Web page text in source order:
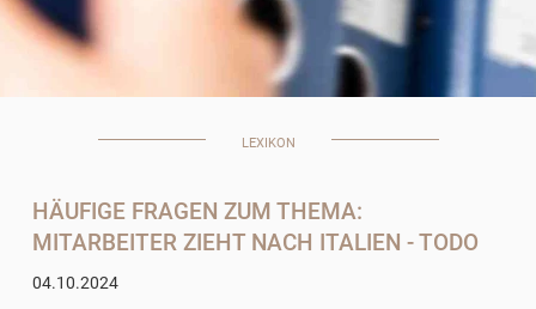
LEXIKON
HÄUFIGE FRAGEN ZUM THEMA:
MITARBEITER ZIEHT NACH ITALIEN ​- TODO
04.10.2024